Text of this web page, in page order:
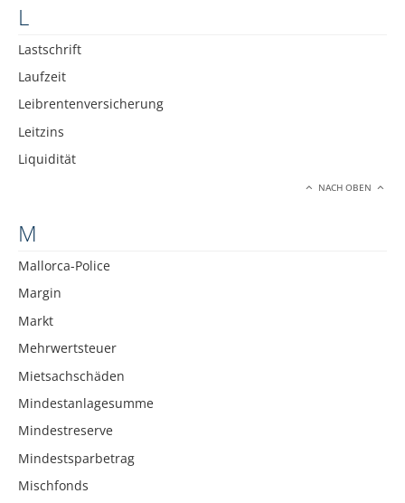
L
Lastschrift
Laufzeit
Leibrentenversicherung
Leitzins
Liquidität
NACH OBEN
M
Mallorca-Police
Margin
Markt
Mehrwertsteuer
Mietsachschäden
Mindestanlagesumme
Mindestreserve
Mindestsparbetrag
Mischfonds